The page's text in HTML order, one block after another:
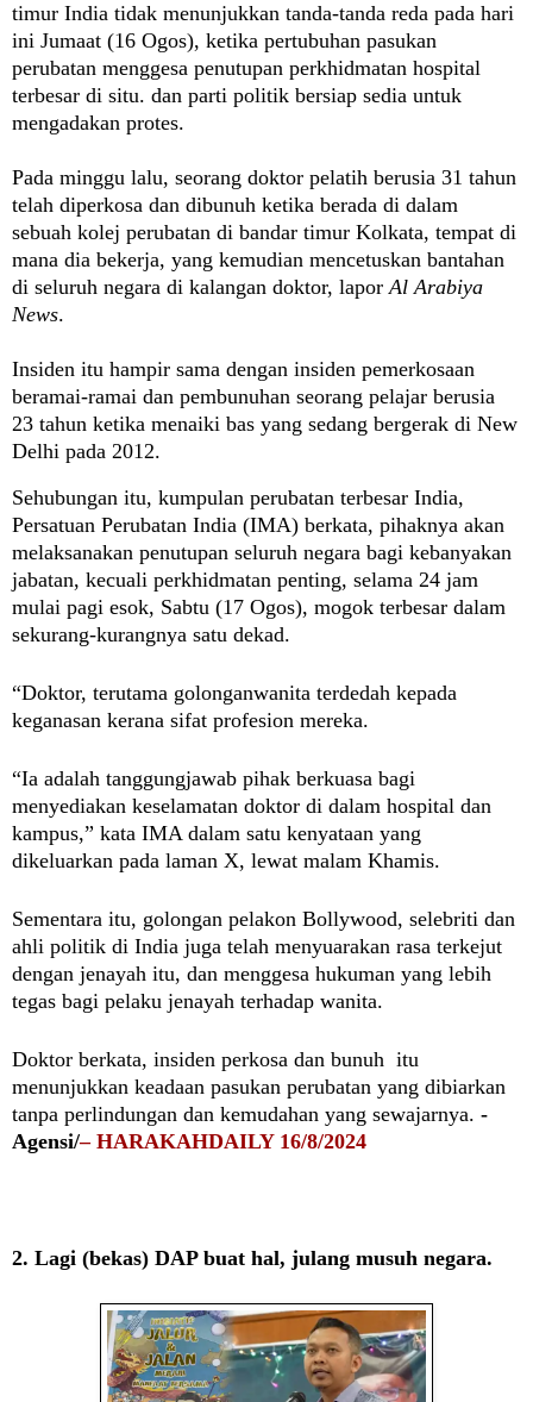
timur India tidak menunjukkan tanda-tanda reda pada hari
ini Jumaat (16 Ogos), ketika pertubuhan pasukan
perubatan menggesa penutupan perkhidmatan hospital
terbesar di situ. dan parti politik bersiap sedia untuk
mengadakan protes.
Pada minggu lalu, seorang doktor pelatih berusia 31 tahun
telah diperkosa dan dibunuh ketika berada di dalam
sebuah kolej perubatan di bandar timur Kolkata, tempat di
mana dia bekerja, yang kemudian mencetuskan bantahan
di seluruh negara di kalangan doktor, laporAl Arabiya
News.
Insiden itu hampir sama dengan insiden pemerkosaan
beramai-ramai dan pembunuhan seorang pelajar berusia
23 tahun ketika menaiki bas yang sedang bergerak di New
Delhi pada 2012.
Sehubungan itu, kumpulan perubatan terbesar India,
Persatuan Perubatan India (IMA) berkata, pihaknya akan
melaksanakan penutupan seluruh negara bagi kebanyakan
jabatan, kecuali perkhidmatan penting, selama 24 jam
mulai pagi esok, Sabtu (17 Ogos), mogok terbesar dalam
sekurang-kurangnya satu dekad.
“Doktor, terutama golonganwanita terdedah kepada
keganasan kerana sifat profesion mereka.
“Ia adalah tanggungjawab pihak berkuasa bagi
menyediakan keselamatan doktor di dalam hospital dan
kampus,” kata IMA dalam satu kenyataan yang
dikeluarkan pada laman X, lewat malam Khamis.
Sementara itu, golongan pelakon Bollywood, selebriti dan
ahli politik di India juga telah menyuarakan rasa terkejut
dengan jenayah itu, dan menggesa hukuman yang lebih
tegas bagi pelaku jenayah terhadap wanita.
Doktor berkata, insiden perkosa dan bunuh itu
menunjukkan keadaan pasukan perubatan yang dibiarkan
tanpa perlindungan dan kemudahan yang sewajarnya. -
Agensi/– HARAKAHDAILY 16/8/2024
2. Lagi (bekas) DAP buat hal, julang musuh negara.